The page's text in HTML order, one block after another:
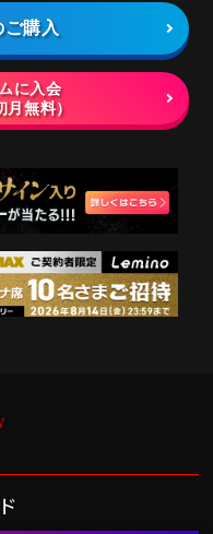
購入
に入会
月無料）